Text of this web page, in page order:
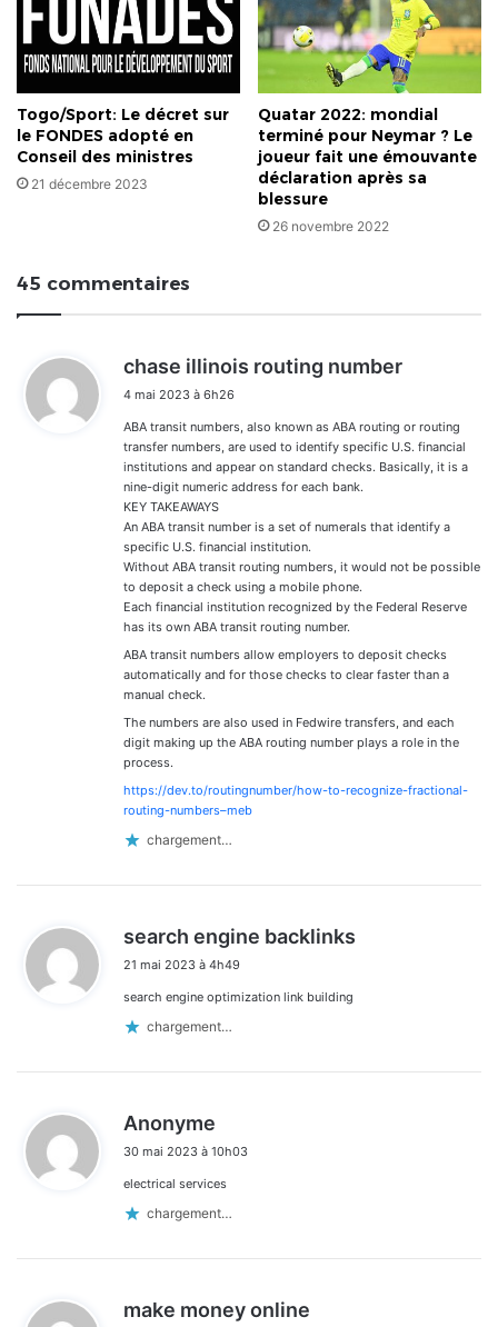
Togo/Sport: Le décret sur
le FONDES adopté en
Conseil des ministres
21 décembre 2023
Quatar 2022: mondial
terminé pour Neymar ? Le
joueur fait une émouvante
déclaration après sa
blessure
26 novembre 2022
45 commentaires
chase illinois routing number
:
4 mai 2023 à 6h26
ABA transit numbers, also known as ABA routing or routing
transfer numbers, are used to identify specific U.S. financial
institutions and appear on standard checks. Basically, it is a
nine-digit numeric address for each bank.
KEY TAKEAWAYS
An ABA transit number is a set of numerals that identify a
specific U.S. financial institution.
Without ABA transit routing numbers, it would not be possible
to deposit a check using a mobile phone.
Each financial institution recognized by the Federal Reserve
has its own ABA transit routing number.
ABA transit numbers allow employers to deposit checks
automatically and for those checks to clear faster than a
manual check.
The numbers are also used in Fedwire transfers, and each
digit making up the ABA routing number plays a role in the
process.
https://dev.to/routingnumber/how-to-recognize-fractional-
routing-numbers–meb
chargement…
search engine backlinks
21 mai 2023 à 4h49
search engine optimization link building
chargement…
Anonyme
t
30 mai 2023 à 10h03
electrical services
chargement…
make money online